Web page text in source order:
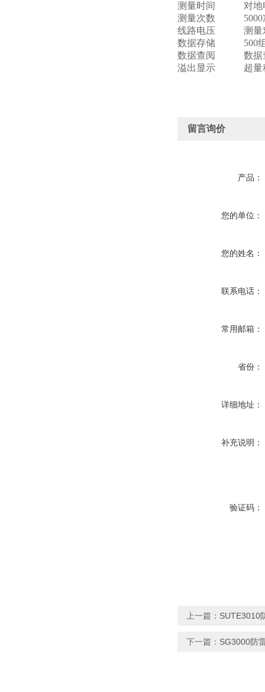
测量时间
对地
测量次数
线路电压
测量
数据存储
500
数据查阅
数据
溢出显示
超量
留言询价
产品：
您的单位：
您的姓名：
联系电话：
常用邮箱：
省份：
详细地址：
补充说明：
验证码：
上一篇： SUTE3010
下一篇： SG3000防